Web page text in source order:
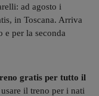
ad agosto i
in Toscana. Arriva
per la seconda
gratis per tutto il
il treno per i nati